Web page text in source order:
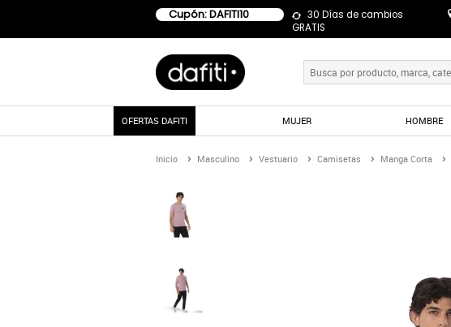
Cupón: DAFITI10
30 Días de cambios
GRATIS
OFERTAS DAFITI MUJER HOMBRE
Inicio Masculino Vestuario Camisetas Manga Corta